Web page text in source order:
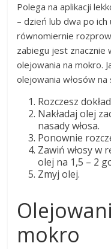
Polega na aplikacji
– dzień lub dwa po
równomiernie
zabiegu jest znacznie
olejowania na mokro.
olejowania włosów na
Rozczesz
Nakładaj olej
nasady włosa.
Ponownie
Zawiń włosy w
olej na 1,5 – 2
Zmyj olej.
mokro